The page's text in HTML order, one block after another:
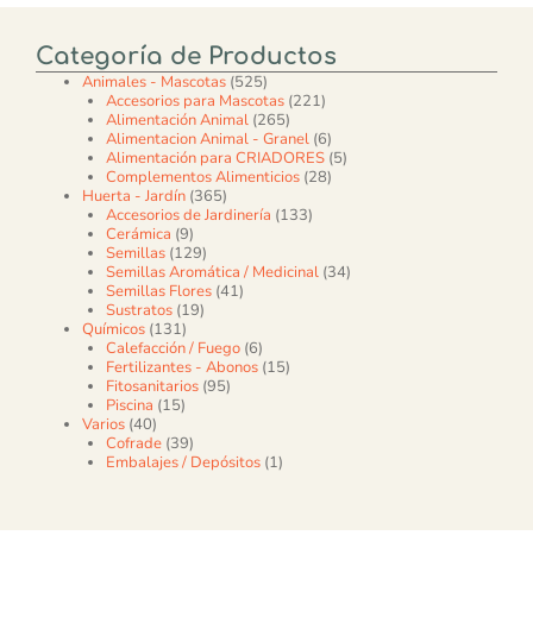
Categoría de Productos
Animales - Mascotas 525525 productos
Accesorios para Mascotas 221221 productos
Alimentación Animal 265265 productos
Alimentacion Animal - Granel 66 productos
Alimentación para CRIADORES 55 productos
Complementos Alimenticios 2828 productos
Huerta - Jardín 365365 productos
Accesorios de Jardinería 133133 productos
Cerámica 99 productos
Semillas 129129 productos
Semillas Aromática / Medicinal 3434 productos
Semillas Flores 4141 productos
Sustratos 1919 productos
Químicos 131131 productos
Calefacción / Fuego 66 productos
Fertilizantes - Abonos 1515 productos
Fitosanitarios 9595 productos
Piscina 1515 productos
Varios 4040 productos
Cofrade 3939 productos
Embalajes / Depósitos 11 producto